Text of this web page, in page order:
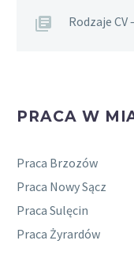
Rodzaje
PRACA W
Praca Brzozów
Praca Nowy Sącz
Praca Sulęcin
Praca Żyrardów